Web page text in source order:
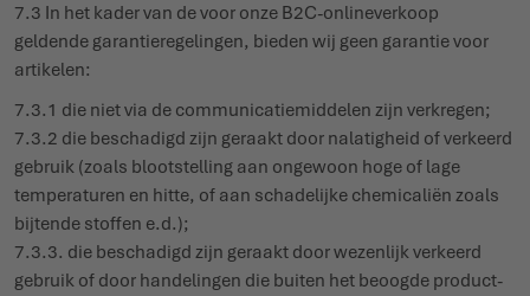
7.3 In het kader van de voor onze B2C-onli­ne­verkoop
geldende garan­tie­re­ge­lingen, bieden wij geen garantie voor
artikelen:
7.3.1 die niet via de commu­ni­ca­tie­middelen zijn verkregen;
7.3.2 die beschadigd zijn geraakt door nala­tigheid of verkeerd
gebruik (zoals bloot­stelling aan ongewoon hoge of lage
tempe­raturen en hitte, of aan scha­delijke chemi­caliën zoals
bijtende stoffen e.d.);
7.3.3. die beschadigd zijn geraakt door wezenlijk verkeerd
gebruik of door hande­lingen die buiten het beoogde product­